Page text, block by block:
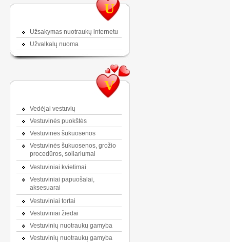
U
Užsakymas nuotraukų internetu
Užvalkalų nuoma
V
Vedėjai vestuvių
Vestuvinės puokštės
Vestuvinės šukuosenos
Vestuvinės šukuosenos, grožio
procedūros, soliariumai
Vestuviniai kvietimai
Vestuviniai papuošalai,
aksesuarai
Vestuviniai tortai
Vestuviniai žiedai
Vestuvinių nuotraukų gamyba
Vestuvinių nuotraukų gamyba